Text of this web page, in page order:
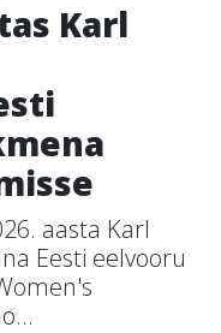
Karl
aasta Karl
Eesti eelvooru